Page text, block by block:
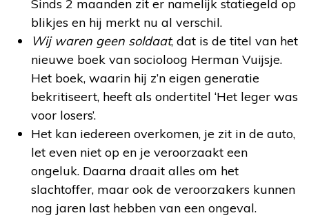
Sinds 2 maanden zit er namelijk statiegeld op
blikjes en hij merkt nu al verschil.
Wij waren geen soldaat, dat is de titel van het
nieuwe boek van socioloog Herman Vuijsje.
Het boek, waarin hij z’n eigen generatie
bekritiseert, heeft als ondertitel ‘Het leger was
voor losers’.
Het kan iedereen overkomen, je zit in de auto,
let even niet op en je veroorzaakt een
ongeluk. Daarna draait alles om het
slachtoffer, maar ook de veroorzakers kunnen
nog jaren last hebben van een ongeval.